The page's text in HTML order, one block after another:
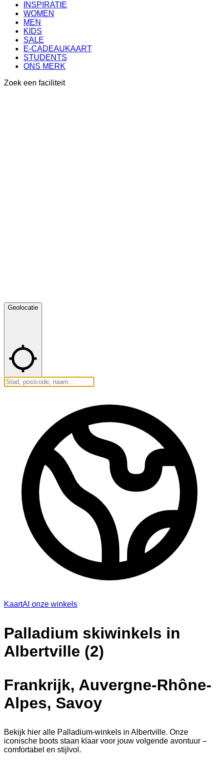
INSPIRATIE
WOMEN
MEN
KIDS
SALE
E-CADEAUKAART
STUDENTS
ONS MERK
Zoek een faciliteit
Geolocatie
KaartAl onze winkels
Palladium skiwinkels in
Albertville (2)
Frankrijk, Auvergne-Rhône-
Alpes, Savoy
Bekijk hier alle Palladium-winkels in Albertville. Onze
iconische boots staan klaar voor jouw volgende avontuur –
comfortabel en stijlvol.